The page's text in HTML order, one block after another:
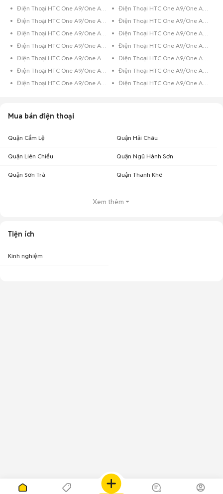
Điện Thoại HTC One A9/One A9s 32GB Xanh Dương
Điện Thoại HTC One A9/One A9s 32GB Vàng Hồng
Điện Thoại HTC One A9/One A9s 32GB Vàng
Điện Thoại HTC One A9/One A9s 32GB Trắng
Điện Thoại HTC One A9/One A9s 32GB Hồng
Điện Thoại HTC One A9/One A9s 32GB Đen Bóng
Điện Thoại HTC One A9/One A9s 32GB Bạc
Điện Thoại HTC One A9/One A9s 16GB Xanh Dương
Điện Thoại HTC One A9/One A9s 16GB Xám
Điện Thoại HTC One A9/One A9s 16GB Vàng Hồng
Điện Thoại HTC One A9/One A9s 16GB Vàng
Điện Thoại HTC One A9/One A9s 16GB Trắng
Điện Thoại HTC One A9/One A9s 16GB Đen
Điện Thoại HTC One A9/One A9s 16GB Bạc
Mua bán điện thoại
Quận Cẩm Lệ Quận Hải Châu
Quận Liên Chiểu Quận Ngũ Hành Sơn
Quận Sơn Trà Quận Thanh Khê
Xem thêm
Tiện ích
Kinh nghiệm